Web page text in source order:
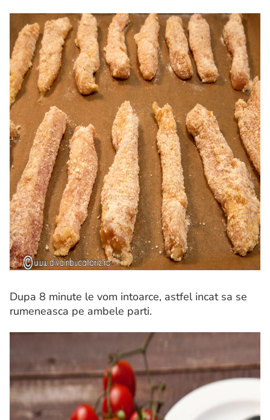
Dupa 8 minute le vom intoarce, astfel incat sa se
rumeneasca pe ambele parti.